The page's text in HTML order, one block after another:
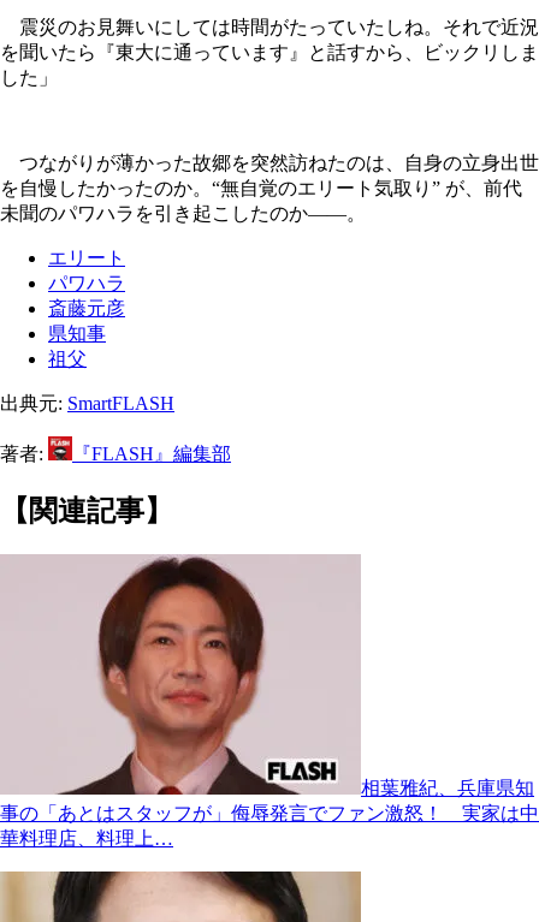
震災のお見舞いにしては時間がたっていたしね。それで近況
を聞いたら『東大に通っています』と話すから、ビックリしま
した」
つながりが薄かった故郷を突然訪ねたのは、自身の立身出世
を自慢したかったのか。“無自覚のエリート気取り” が、前代
未聞のパワハラを引き起こしたのか――。
エリート
パワハラ
斎藤元彦
県知事
祖父
出典元: SmartFLASH
著者: 『FLASH』編集部
【関連記事】
相葉雅紀、兵庫県知
事の「あとはスタッフが」侮辱発言でファン激怒！ 実家は中
華料理店、料理上…